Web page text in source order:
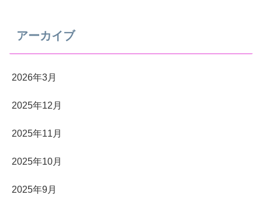
アーカイブ
2026年3月
2025年12月
2025年11月
2025年10月
2025年9月